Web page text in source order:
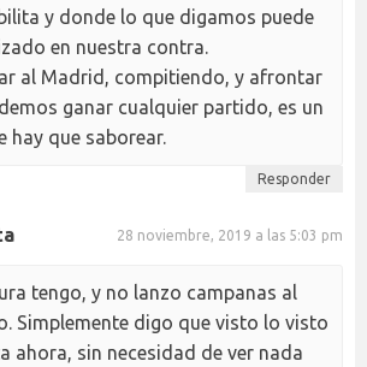
y donde lo que digamos puede
en nuestra contra.
al Madrid, compitiendo, y afrontar
ganar cualquier partido, es un
hay que saborear.
Responder
28 noviembre, 2019 a las 5:03 pm
tengo, y no lanzo campanas al
Simplemente digo que visto lo visto
ahora, sin necesidad de ver nada